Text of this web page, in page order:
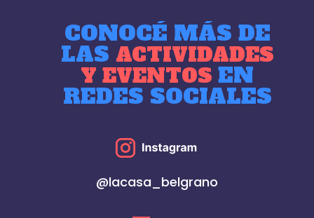
CONOCÉ MÁS DE
LAS ACTIVIDADES
Y EVENTOSEN
REDES SOCIALES
@lacasa_belgrano